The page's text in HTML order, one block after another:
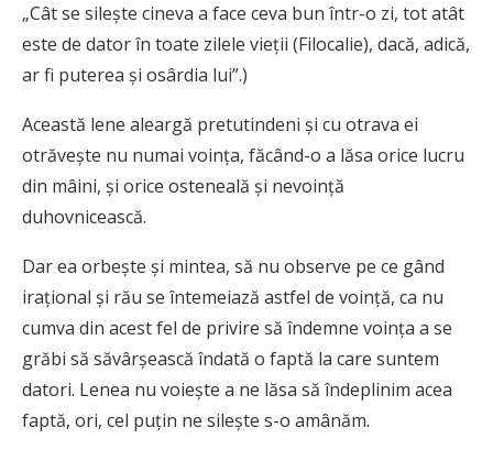
„Cât se sileşte cineva a face ceva bun într-o zi, tot atât
este de dator în toate zilele vieții (Filocalie), dacă, adică,
ar fi puterea şi osârdia lui”.)
Această lene aleargă pretutindeni şi cu otrava ei
otrăveşte nu numai voinţa, făcând-o a lăsa orice lucru
din mâini, şi orice osteneală și nevoință
duhovnicească.
Dar ea orbeşte şi mintea, să nu observe pe ce gând
iraţional şi rău se întemeiază astfel de voinţă, ca nu
cumva din acest fel de privire să îndemne voinţa a se
grăbi să săvârşească îndată o faptă la care suntem
datori. Lenea nu voieşte a ne lăsa să îndeplinim acea
faptă, ori, cel puţin ne sileşte s-o amânăm.